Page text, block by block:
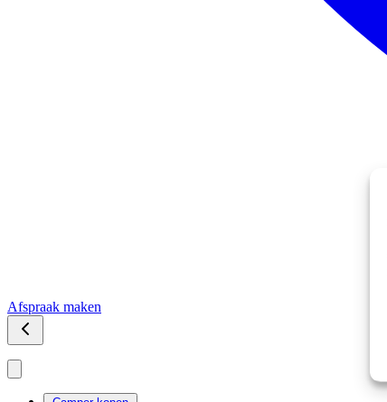
Afspraak maken